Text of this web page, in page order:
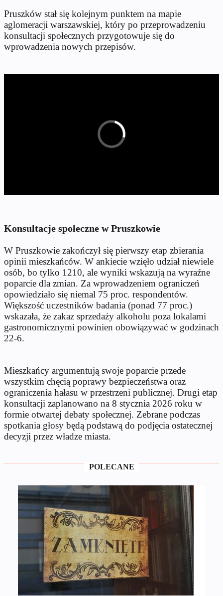
Pruszków stał się kolejnym punktem na mapie
aglomeracji warszawskiej, który po przeprowadzeniu
konsultacji społecznych przygotowuje się do
wprowadzenia nowych przepisów.
Konsultacje społeczne w Pruszkowie
W Pruszkowie zakończył się pierwszy etap zbierania
opinii mieszkańców. W ankiecie wzięło udział niewiele
osób, bo tylko 1210, ale wyniki wskazują na wyraźne
poparcie dla zmian. Za wprowadzeniem ograniczeń
opowiedziało się niemal 75 proc. respondentów.
Większość uczestników badania (ponad 77 proc.)
wskazała, że zakaz sprzedaży alkoholu poza lokalami
gastronomicznymi powinien obowiązywać w godzinach
22-6.
Mieszkańcy argumentują swoje poparcie przede
wszystkim chęcią poprawy bezpieczeństwa oraz
ograniczenia hałasu w przestrzeni publicznej. Drugi etap
konsultacji zaplanowano na 8 stycznia 2026 roku w
formie otwartej debaty społecznej. Zebrane podczas
spotkania głosy będą podstawą do podjęcia ostatecznej
decyzji przez władze miasta.
POLECANE